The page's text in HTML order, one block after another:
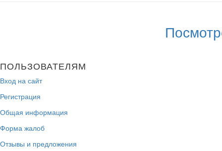
ПОЛЬЗОВАТЕЛЯМ
Вход на сайт
Регистрация
Общая информация
Форма жалоб
Отзывы и предложения